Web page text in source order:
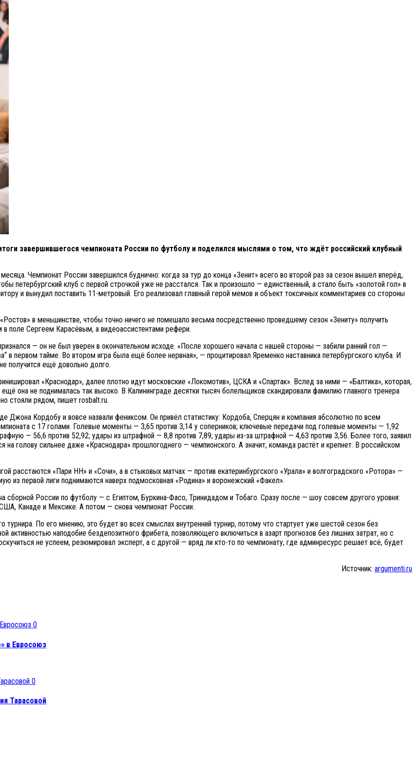
завершившегося чемпионата России по футболу и поделился мыслями о том, что ждёт российский клубный
Чемпионат России завершился буднично: когда за тур до конца «Зенит» всего во второй раз за сезон вышел вперёд,
петербургский клуб с первой строчкой уже не расстался. Так и произошло — единственный, а стало быть «золотой гол» в
и вынудил поставить 11-метровый. Его реализовал главный герой мемов и объект токсичных комментариев со стороны
в меньшинстве, чтобы точно ничего не помешало весьма посредственно проведшему сезон «Зениту» получить
в поле Сергеем Карасёвым, а видеоассистентами рефери.
— он не был уверен в окончательном исходе. «После хорошего начала с нашей стороны — забили ранний гол —
в первом тайме. Во втором игра была ещё более нервная», — процитировал Яременко наставника петербургского клуба. И
получится ещё довольно долго.
«Краснодар», далее плотно идут московские «Локомотив», ЦСКА и «Спартак». Вслед за ними — «Балтика», которая,
она не поднималась так высоко. В Калининграде десятки тысяч болельщиков скандировали фамилию главного тренера
стояли рядом, пишет rosbalt.ru.
Кордобу и вовсе назвали фениксом. Он привёл статистику: Кордоба, Сперцян и компания абсолютно по всем
с 17 голами. Голевые моменты — 3,65 против 3,14 у соперников; ключевые передачи под голевые моменты — 1,92
— 56,6 против 52,92; удары из штрафной — 8,8 против 7,89; удары из-за штрафной — 4,63 против 3,56. Более того, заявил
голову сильнее даже «Краснодара» прошлогоднего — чемпионского. А значит, команда растёт и крепнет. В российском
расстаются «Пари НН» и «Сочи», а в стыковых матчах — против екатеринбургского «Урала» и волгоградского «Ротора» —
из первой лиги поднимаются наверх подмосковная «Родина» и воронежский «Факел».
сборной России по футболу — с Египтом, Буркина-Фасо, Тринидадом и Тобаго. Сразу после — шоу совсем другого уровня:
Канаде и Мексике. А потом — снова чемпионат России.
По его мнению, это будет во всех смыслах внутренний турнир, потому что стартует уже шестой сезон без
активностью наподобие бездепозитного фрибета, позволяющего включиться в азарт прогнозов без лишних затрат, но с
не успеем, резюмировал эксперт, а с другой — вряд ли кто-то по чемпионату, где админресурс решает всё, будет
Источник: argumenti.ru
0
в Евросоюз
0
Тарасовой